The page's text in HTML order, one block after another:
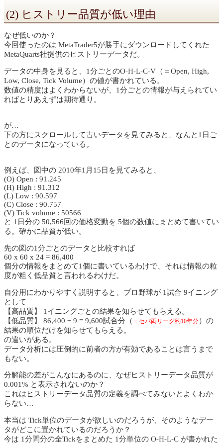
(2) ヒストリー品質が低い理由
なぜ低いのか？
今回使ったのは MetaTrader5が勝手にダウンロードしてくれた
MetaQuarts社提供のヒストリーデータだ。
データの中身を見ると、1分ごとのO-H-L-C-V（＝Open, High,
Low, Close, Tick Volume）の値が書かれている。
数値の精度はよくわからないが、1分ごとの情報が与えられてい
ればとりあえずは期待通り。
が…
下の方にスクロールして古いデータを見てみると、なんと1日ご
とのデータになっている。
例えば、図中の 2010年1月15日を見てみると、
(O) Open : 91.245
(H) High : 91.312
(L) Low : 90.597
(C) Close : 90.757
(V) Tick volume : 50566
と 1日分の 50,566回の価格変動を 5個の数値にまとめて書いてい
る。確かに品質が低い。
先の図の1分ごとのデータと比較すれば
60 x 60 x 24 = 86,400
個分の情報をまとめて1個に書いているわけで、それは情報の粒
度が粗く低品質と言われるわけだ。
自分用にわかりやすく説明すると、プロ野球が 1試合 9イニング
として
【高品質】 1イニングごとの結果を知らせてもらえる。
【低品質】 86,400 ÷ 9 = 9,600試合分（ ＝セパ両リーグ約10年分）の
結果の順位だけを知らせてもらえる。
の違いがある。
データ分析には圧倒的に前者の方が有効であることは言うまで
もない。
分解能の差がこんなにあるのに、なぜヒストリーデータ品質が
0.001% と表示されないのか？
これはヒストリーデータ品質の定義を調べてみないとよくわか
らない…
本当は Tick単位のデータが欲しいのだろうが、そのようなデー
タがどこに置かれているのだろうか？
今は 1分間分の全Tickをまとめた 1分単位の O-H-L-C が書かれた